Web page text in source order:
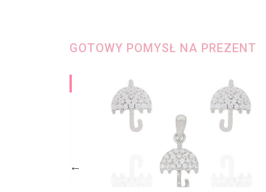
GOTOWY POMYSŁ NA PREZENT